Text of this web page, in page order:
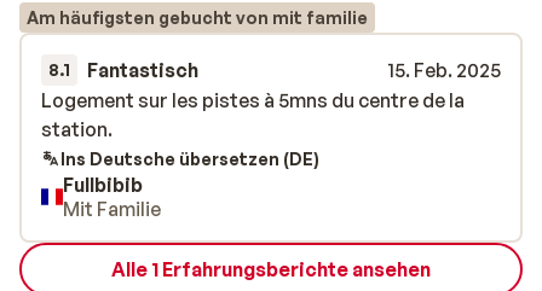
Am häufigsten gebucht von mit familie
8.1 Fantastisch
15. Feb. 2025
Logement sur les pistes à 5mns du centre de la
station.
Logement sur les pistes à 5mns du centre de la
station.
Ins Deutsche übersetzen (DE)
Fullbibib
Mit Familie
Alle 1 Erfahrungsberichte ansehen